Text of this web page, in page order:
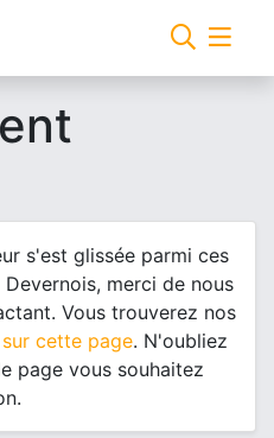
s'est glissée parmi ces
merci de nous
Vous trouverez nos
sur cette page. N'oubliez
page vous souhaitez